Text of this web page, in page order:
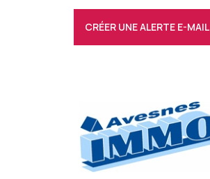
CRÉER UNE ALERTE E-MAIL